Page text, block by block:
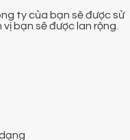
ty của bạn sẽ được sử
bạn sẽ được lan rộng.